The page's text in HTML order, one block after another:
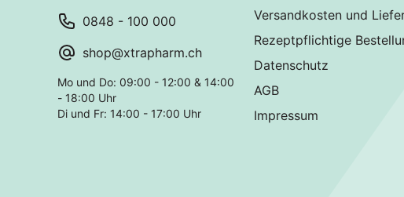
0848 - 100 000
shop@xtrapharm.ch
Mo und Do: 09:00 - 12:00 & 14:00
- 18:00 Uhr
Di und Fr: 14:00 - 17:00 Uhr
Versandkosten und
Rezeptpflichtige
Datenschutz
AGB
Impressum